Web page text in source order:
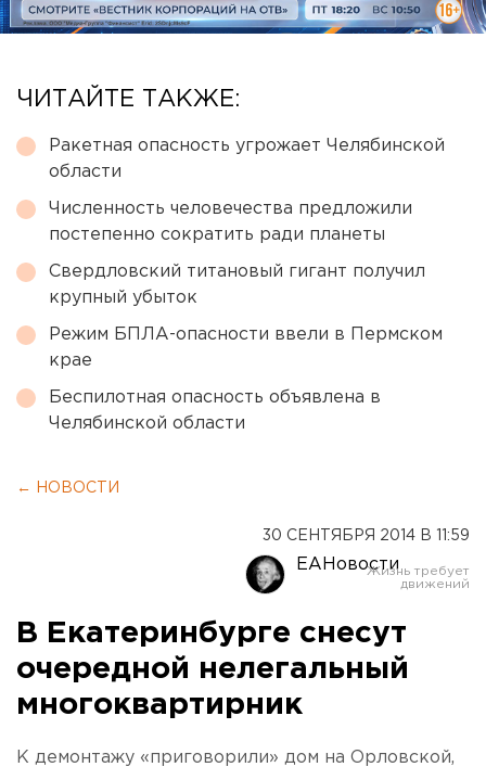
ЧИТАЙТЕ ТАКЖЕ:
Ракетная опасность угрожает Челябинской
области
Численность человечества предложили
постепенно сократить ради планеты
Свердловский титановый гигант получил
крупный убыток
Режим БПЛА-опасности ввели в Пермском
крае
Беспилотная опасность объявлена в
Челябинской области
← НОВОСТИ
30 СЕНТЯБРЯ 2014 В 11:59
ЕАНовости
В Екатеринбурге снесут
очередной нелегальный
многоквартирник
К демонтажу «приговорили» дом на Орловской,